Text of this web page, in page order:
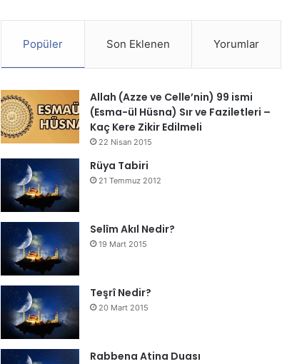
Popüler Son Eklenen Yorumlar
Allah (Azze ve Celle’nin) 99 ismi
(Esma-ül Hüsna) Sır ve Faziletleri –
Kaç Kere Zikir Edilmeli
22 Nisan 2015
Rüya Tabiri
21 Temmuz 2012
Selîm Akıl Nedir?
19 Mart 2015
Teşrî Nedir?
20 Mart 2015
Rabbena Atina Duası